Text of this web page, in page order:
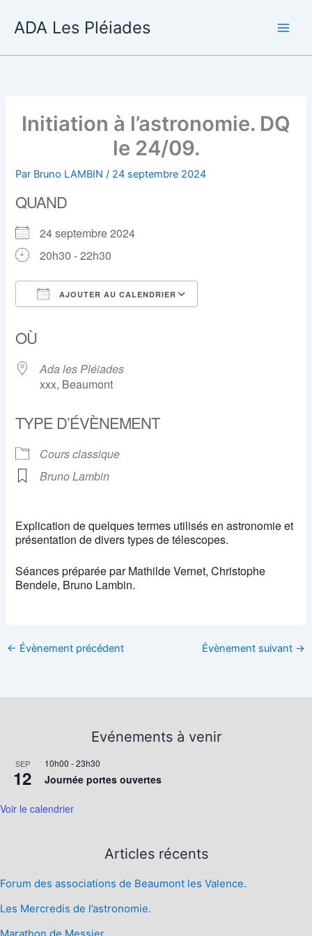
ADA Les Pléiades
Initiation à l’astronomie. DQ
le 24/09.
Par Bruno LAMBIN/ 24 septembre 2024
QUAND
24 septembre 2024
20h30 - 22h30
AJOUTER AU CALENDRIER
OÙ
Ada les Pléiades
xxx, Beaumont
TYPE D’ÉVÈNEMENT
Cours classique
Bruno Lambin
Explication de quelques termes utilisés en astronomie et
présentation de divers types de télescopes.
Séances préparée par Mathilde Vernet, Christophe
Bendele, Bruno Lambin.
← Évènement précédent Évènement suivant →
Evénements à venir
SEP
12
10h00 -23h30
Journée portes ouvertes
Voir le calendrier
Articles récents
Forum des associations de Beaumont les Valence.
Les Mercredis de l’astronomie.
Marathon de Messier